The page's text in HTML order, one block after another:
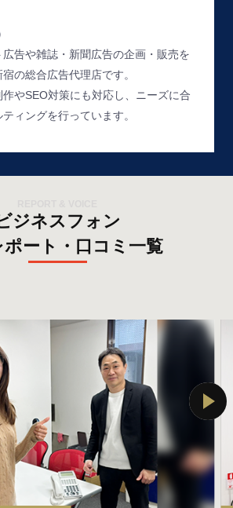
告や雑誌・新聞広告の企画・販売を
の総合広告代理店です。
やSEO対策にも対応し、ニーズに合
ィングを行っています。
ジネスフォン
ポート・口コミ一覧